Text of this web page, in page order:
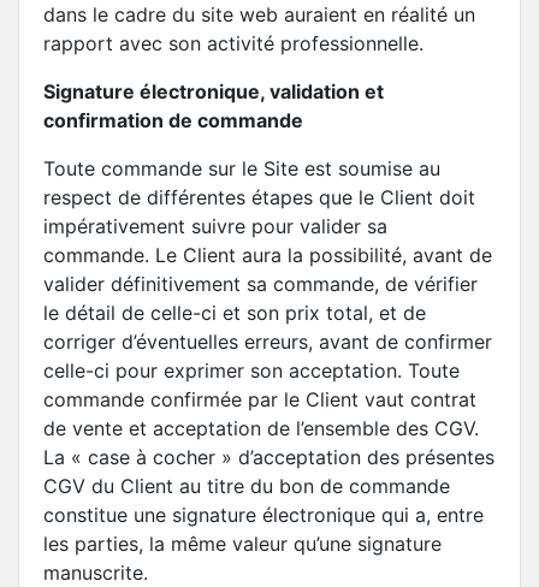
dans le cadre du site web auraient en réalité un
rapport avec son activité professionnelle.
Signature électronique, validation et
confirmation de commande
Toute commande sur le Site est soumise au
respect de différentes étapes que le Client doit
impérativement suivre pour valider sa
commande. Le Client aura la possibilité, avant de
valider définitivement sa commande, de vérifier
le détail de celle-ci et son prix total, et de
corriger d’éventuelles erreurs, avant de confirmer
celle-ci pour exprimer son acceptation. Toute
commande confirmée par le Client vaut contrat
de vente et acceptation de l’ensemble des CGV.
La « case à cocher » d’acceptation des présentes
CGV du Client au titre du bon de commande
constitue une signature électronique qui a, entre
les parties, la même valeur qu’une signature
manuscrite.